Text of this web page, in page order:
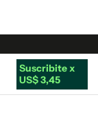
Suscribite x
US$ 3,45